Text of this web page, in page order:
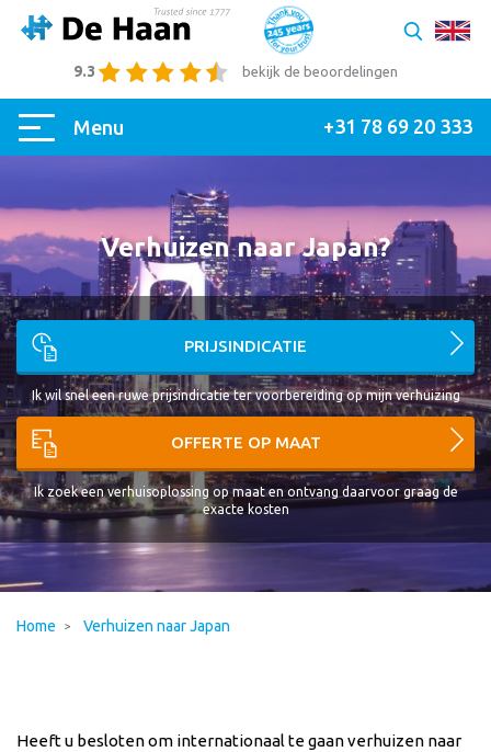
bekijk de beoordelingen
9.3
Menu +31 78 69 20 333
Verhuizen naar Japan?
PRIJSINDICATIE
Ik wil snel een ruwe prijsindicatie ter voorbereiding op mijn verhuizing
OFFERTE OP MAAT
Ik zoek een verhuisoplossing op maat en ontvang daarvoor graag de
exacte kosten
Home Verhuizen naar Japan
Heeft u besloten om internationaal te gaan verhuizen naar